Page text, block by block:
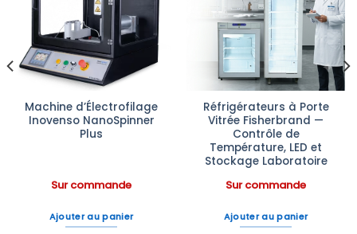
Ajouter
à la liste
d’envies
Machine d’Électrofilage
Inovenso NanoSpinner
Plus
Sur commande
Ajouter au panier
Ajouter
à la liste
d’envies
Réfrigérateurs à Porte
Vitrée Fisherbrand —
Contrôle de
Température, LED et
Stockage Laboratoire
Sur commande
Ajouter au panier